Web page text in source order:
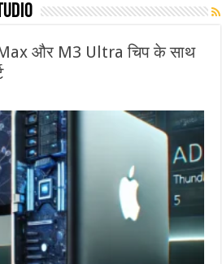
और M3 Ultra चिप के साथ